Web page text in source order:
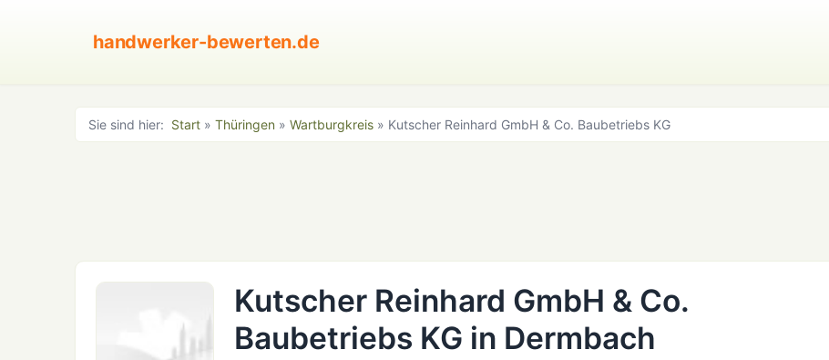
handwerker-bewerten.de
Sie sind hier: Start » Thüringen » Wartburgkreis » Kutscher Reinhard GmbH & Co. Baubetriebs KG
Kutscher Reinhard GmbH & Co.
Baubetriebs KG in Dermbach